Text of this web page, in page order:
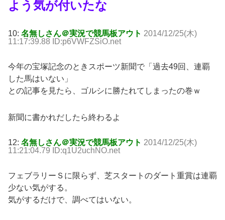
よう気が付いたな
10: 名無しさん＠実況で競馬板アウト 2014/12/25(木)
11:17:39.88 ID:p6VWFZSiO.net
今年の宝塚記念のときスポーツ新聞で「過去49回、連覇
した馬はいない」
との記事を見たら、ゴルシに勝たれてしまったの巻ｗ
新聞に書かれだしたら終わるよ
12: 名無しさん＠実況で競馬板アウト 2014/12/25(木)
11:21:04.79 ID:q1U2uchNO.net
フェブラリーＳに限らず、芝スタートのダート重賞は連覇
少ない気がする。
気がするだけで、調べてはいない。